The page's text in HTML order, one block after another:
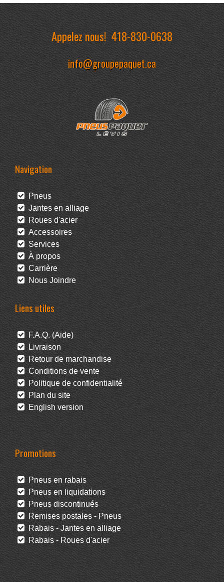
Appelez nous!418-830-0638
info@groupepaquet.ca
Navigation
Pneus
Jantes en alliage
Roues d'acier
Accessoires
Services
À propos
Carrière
Nous Joindre
Liens utiles
F.A.Q. (Aide)
Livraison
Retour de marchandise
Conditions de vente
Politique de confidentialité
Plan du site
English version
Promotions
Pneus en rabais
Pneus en liquidations
Pneus discontinués
Remises postales - Pneus
Rabais - Jantes en alliage
Rabais - Roues d'acier